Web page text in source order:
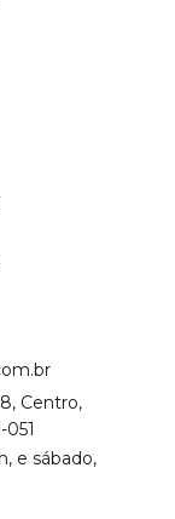
Centro,
e sábado,